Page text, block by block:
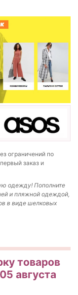
ограничений по
заказ и
одежду! Пополните
и пляжной одеждой,
в виде шелковых
товаров
августа